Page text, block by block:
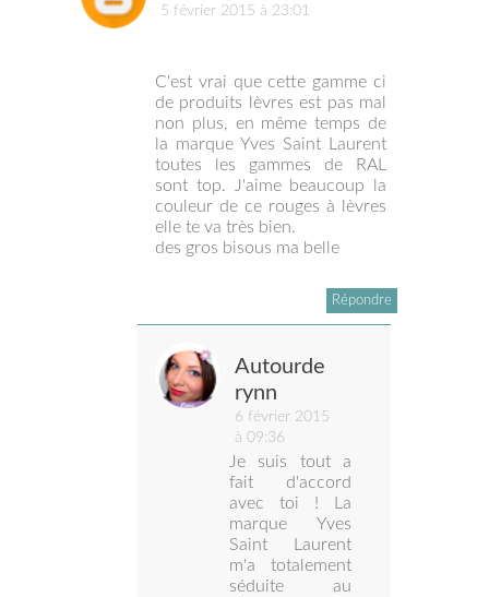
5 février 2015 à 23:01
C'est vrai que cette gamme ci
de produits lèvres est pas mal
non plus, en même temps de
la marque Yves Saint Laurent
toutes les gammes de RAL
sont top. J'aime beaucoup la
couleur de ce rouges à lèvres
elle te va très bien.
des gros bisous ma belle
Répondre
Autourde
rynn
6 février 2015
à 09:36
Je suis tout a
fait d'accord
avec toi ! La
marque Yves
Saint Laurent
m'a totalement
séduite au